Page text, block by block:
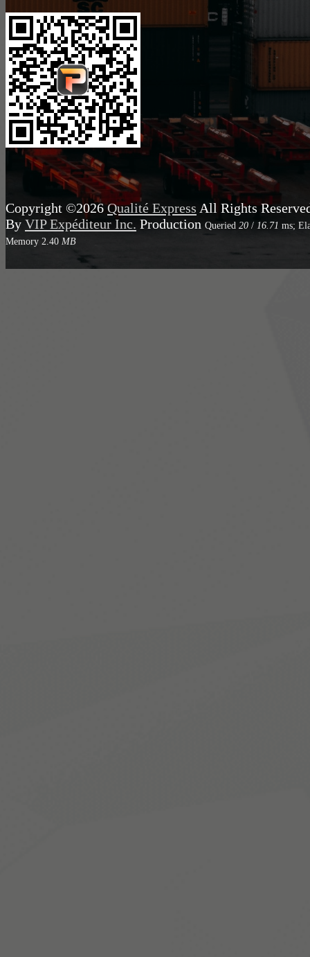
Copyright ©2026Qualité Express All Rights
By VIP Expéditeur Inc. Production Queried 20 / 16.71 ms;
Memory 2.40 MB